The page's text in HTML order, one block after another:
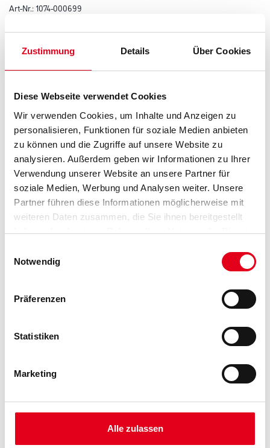
Zustimmung Details Über Cookies
Diese Webseite verwendet Cookies
Wir verwenden Cookies, um Inhalte und Anzeigen zu
personalisieren, Funktionen für soziale Medien anbieten
zu können und die Zugriffe auf unsere Website zu
analysieren. Außerdem geben wir Informationen zu Ihrer
Verwendung unserer Website an unsere Partner für
soziale Medien, Werbung und Analysen weiter. Unsere
Partner führen diese Informationen möglicherweise mit
weiteren Daten zusammen, die Sie ihnen bereitgestellt
haben oder die sie im Rahmen Ihrer Nutzung der Dienste
Notwendig
Präferenzen
Statistiken
Marketing
Alle zulassen
Art-Nr.:1074-000699
Betonsteinpflaster.
Umrechnungsfaktoren
- Geeignet für die Nutzungskategorie N1 gemäß ZTV Wegebau
- Für Flächen mit überwiegender Fußgängerbelastung
- Zum klassischen Einschlämmen
- Einfache und rationelle Verarbeitung durch Easy Clean
- Kehrmaschinen geeignet